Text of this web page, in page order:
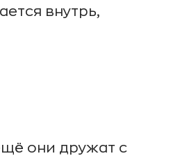
внутрь,
они дружат с